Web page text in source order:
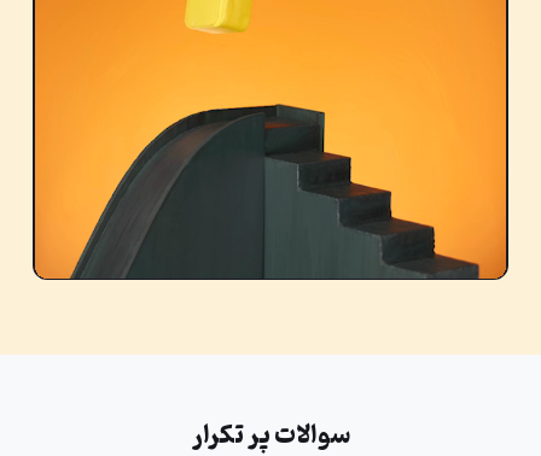
سوالات پر تکرار